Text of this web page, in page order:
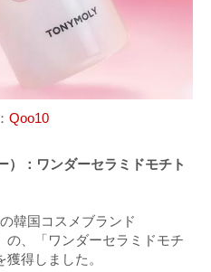
Qoo10
）：ワンダーセラミドモチト
韓国コスメブランド
の、「ワンダーセラミドモチ
得しました。